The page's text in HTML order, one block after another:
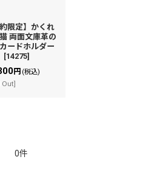
約限定】かくれ
両面文庫革の
ードホルダー
[14275]
円 (税込)
Out]
0件